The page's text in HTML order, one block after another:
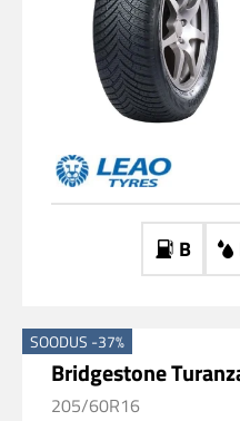
B
SOODUS -37%
Bridgestone
205/60R16